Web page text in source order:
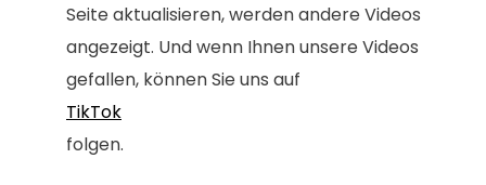
Seite aktualisieren, werden andere Videos
angezeigt. Und wenn Ihnen unsere Videos
gefallen, können Sie uns auf
TikTok
folgen.